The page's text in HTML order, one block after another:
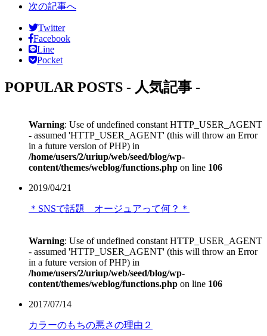
次の記事へ
Twitter
Facebook
Line
Pocket
POPULAR POSTS - 人気記事 -
Warning: Use of undefined constant HTTP_USER_AGENT
- assumed 'HTTP_USER_AGENT' (this will throw an Error
in a future version of PHP) in
/home/users/2/uriup/web/seed/blog/wp-
content/themes/weblog/functions.php on line 106
2019/04/21
＊SNSで話題 オージュアって何？＊
Warning: Use of undefined constant HTTP_USER_AGENT
- assumed 'HTTP_USER_AGENT' (this will throw an Error
in a future version of PHP) in
/home/users/2/uriup/web/seed/blog/wp-
content/themes/weblog/functions.php on line 106
2017/07/14
カラーのもちの悪さの理由２